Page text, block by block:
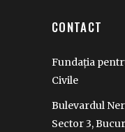
CONTACT
Fundația
Civile
Bulevardul
Sector 3,